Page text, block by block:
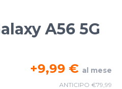
A56 5G
+9,99 € al mese
ANTICIPO €79,99